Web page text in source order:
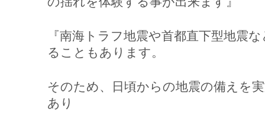
『南海トラフ地震や首都直下型地震
ることもあります。
そのため、日頃からの地震の備えを
あり